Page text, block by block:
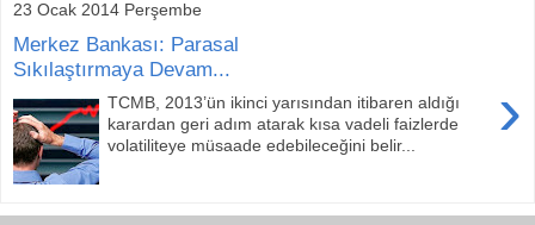
23 Ocak 2014 Perşembe
Merkez Bankası: Parasal
Sıkılaştırmaya Devam...
›
TCMB, 2013’ün ikinci yarısından itibaren aldığı
karardan geri adım atarak kısa vadeli faizlerde
volatiliteye müsaade edebileceğini belir...